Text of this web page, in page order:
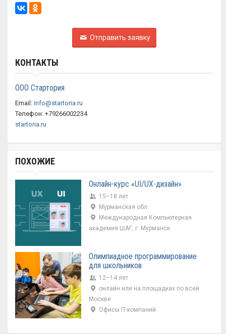
Отправить заявку
КОНТАКТЫ
ООО Стартория
Email: info@startoria.ru
Телефон: +79266002234
startoria.ru
ПОХОЖИЕ
Онлайн-курс «UI/UX-дизайн»
15–18 лет
Мурманская обл
Международная Компьютерная
академия ШАГ, г. Мурманск
Олимпиадное программирование
для школьников
12–14 лет
онлайн или на площадках по всей
Москве
Офисы IT-компаний